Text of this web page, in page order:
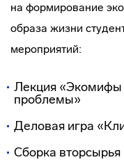
на формирование
образа жизни
мероприятий:
Лекция «Экомифы
проблемы»
Деловая игра
Сборка вторсырья